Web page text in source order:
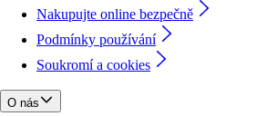
Nakupujte online bezpečně
Podmínky používání
Soukromí a cookies
O nás